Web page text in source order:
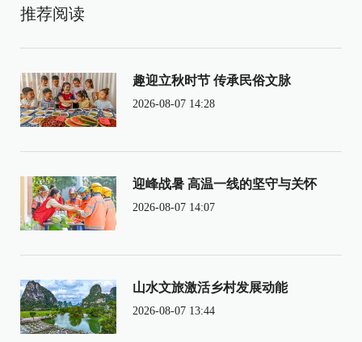
推荐阅读
趣迎立秋时节 传承民俗文脉
2026-08-07 14:28
迎峰战暑 高温一线的坚守与关怀
2026-08-07 14:07
山水文旅激活乡村发展动能
2026-08-07 13:44